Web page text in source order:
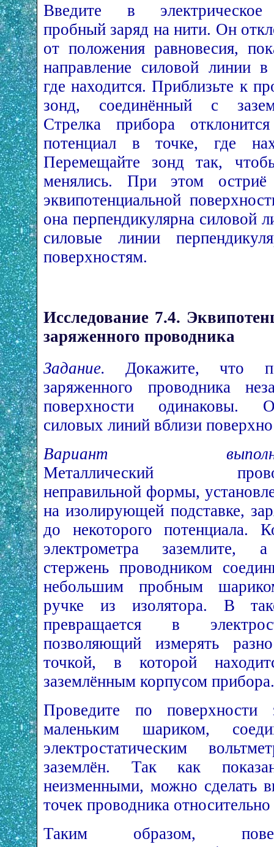
Введите в
пробный заряд на нити. Он
от положения равновесия,
направление силовой линии в
где находится. Приблизьте к
зонд, соединённый с
Стрелка прибора
потенциал в точке, где
Перемещайте зонд так,
менялись. При этом остриё
эквипотенциальной
она перпендикулярна силовой
силовые линии
поверхностям.
Исследование 7.4.
заряженного проводника
Задание.Докажите, что
заряженного проводника
поверхности одинаковы.
силовых линий вблизи
Вариант
Металлический
неправильной формы,
на изолирующей подставке,
до некоторого потенциала.
электрометра заземлите,
стержень проводником
небольшим пробным
ручке из изолятора. В
превращается в
позволяющий измерять
точкой, в которой
заземлённым корпусом прибора.
Проведите по поверхности
маленьким шариком,
электростатическим
заземлён. Так как
неизменными, можно сделать
точек проводника
Таким образом,